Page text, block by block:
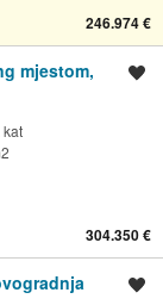
246.974 €
mjestom,
304.350 €